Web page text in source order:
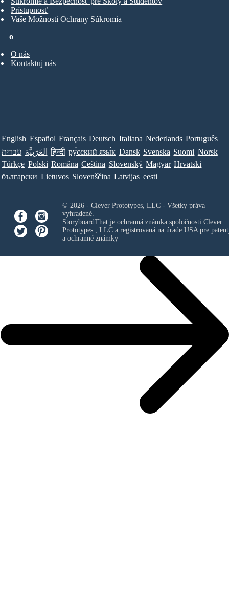
o
O nás
Kontaktuj nás
Prístupnosť
Vaše Možnosti Ochrany Súkromia
English Español Français Deutsch Italiana Nederlands Português
עברית العَرَبِيَّة हिन्दी ру́сский язы́к Dansk Svenska Suomi Norsk
Türkçe Polski Româna Ceština Slovenský Magyar Hrvatski
български Lietuvos Slovenščina Latvijas eesti
© 2026 - Clever Prototypes, LLC - Všetky práva
vyhradené.
StoryboardThat je ochranná známka spoločnosti Clever
Prototypes , LLCa registrovaná na úrade USA pre
a ochranné známky